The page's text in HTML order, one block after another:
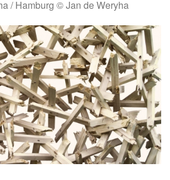
/ Hamburg © Jan de Weryha